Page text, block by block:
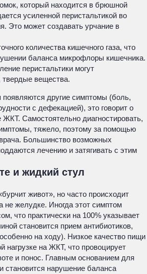
который находится в брюшной
усиленной перистальтикой во
Это может создавать урчание в
количества кишечного газа, что
баланса микрофлоры кишечника.
перистальтики могут
вещества.
появляются другие симптомы (боль,
с дефекацией), это говорит о
ЖКТ. Самостоятельно диагностировать,
тяжело, поэтому за помощью
Большинство возможных
лечению и затягивать с этим
и жидкий стул
живот», но часто происходит
не желудке. Иногда этот симптом
что практически на 100% указывает
становится прием антибиотиков,
на ходу). Низкое качество пищи
нагрузке на ЖКТ, что провоцирует
и понос. Главным основанием для
становится нарушение баланса